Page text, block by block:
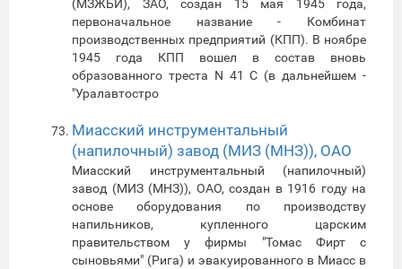
(МЗЖБИ), ЗАО, создан 15 мая 1945 года,
первоначальное название - Комбинат
производственных предприятий (КПП). В ноябре
1945 года КПП вошел в состав вновь
образованного треста N 41 С (в дальнейшем -
"Уралавтостро
Миасский инструментальный
(напилочный) завод (МИЗ (МНЗ)), ОАО
Миасский инструментальный (напилочный)
завод (МИЗ (МНЗ)), ОАО, создан в 1916 году на
основе оборудования по производству
напильников, купленного царским
правительством у фирмы "Томас Фирт с
сыновьями" (Рига) и эвакуированного в Миасс в